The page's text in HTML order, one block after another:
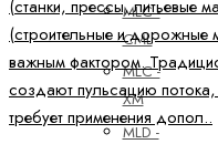
MLC -
CML
MLC -
XM
MLD -
(станки, прессы, литьевые
(строительные и дорожные
важным фактором.
создают пульсацию
требует применения допол..